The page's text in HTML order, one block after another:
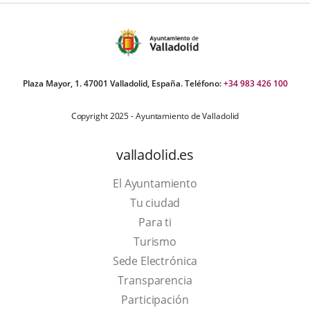
externa.
Plaza Mayor, 1. 47001 Valladolid, España. Teléfono:+34 983 426 100
Copyright 2025 - Ayuntamiento de Valladolid
valladolid.es
El Ayuntamiento
Tu ciudad
Para ti
TurismoThis
link
will
open
Sede Electrónica
Transparencia
Participación